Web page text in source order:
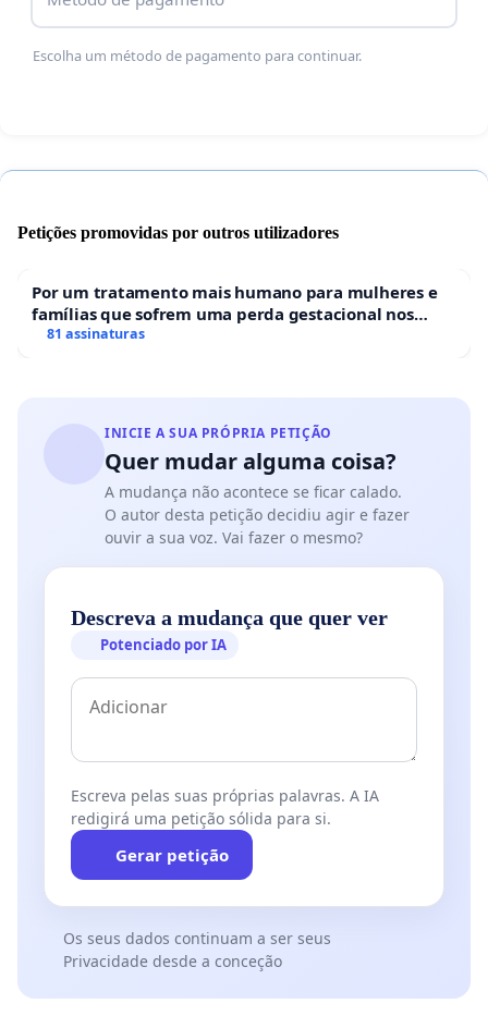
Educação (MEC), então, por favor, assinem. Quanto
mais assinaturas, mais chances de acabarem com
Escolha um método de pagamento para continuar.
Petições promovidas por outros utilizadores
Por um tratamento mais humano para mulheres e
famílias que sofrem uma perda gestacional nos
hospitais portugueses
81 assinaturas
INICIE A SUA PRÓPRIA PETIÇÃO
Quer mudar alguma coisa?
A mudança não acontece se ficar calado.
O autor desta petição decidiu agir e fazer
ouvir a sua voz. Vai fazer o mesmo?
Descreva a mudança que quer ver
Potenciado por IA
Escreva pelas suas próprias palavras. A IA
redigirá uma petição sólida para si.
Gerar petição
Os seus dados continuam a ser seus
Privacidade desde a conceção